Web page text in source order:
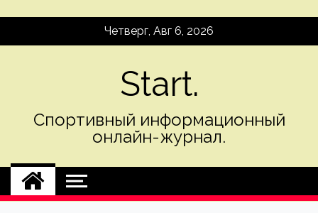
Четверг, Авг 6, 2026
Start.
Спортивный информационный
онлайн-журнал.